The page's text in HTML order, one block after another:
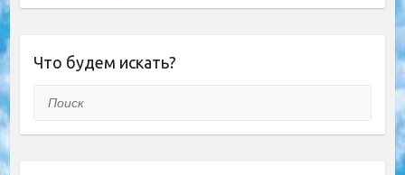
Что будем искать?
Поиск